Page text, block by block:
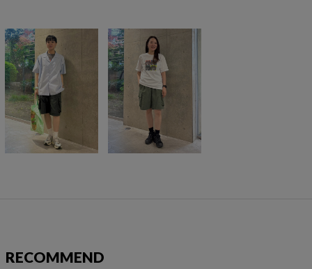
RECOMMEND